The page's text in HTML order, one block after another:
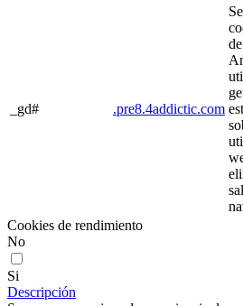
_gd# .pre8.4addictic.com
Cookies de rendimiento
No
Si
Descripción